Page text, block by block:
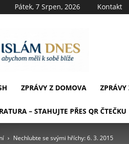
Pátek, 7 Srpen, 2026 Kontakt
ZPRÁVY Z DOMOVA
– STAHUJTE PŘES QR ČTEČKU
Nechlubte se svými hříchy: 6. 3. 2015